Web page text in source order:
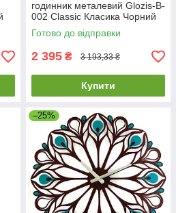
годинник металевий Glozis-B-
002 Classic Класика Чорний
(35 см) [Метал, Відкритий,
Готово до відправки
2 395 ₴ 3 193,33 ₴
Купити
–25%